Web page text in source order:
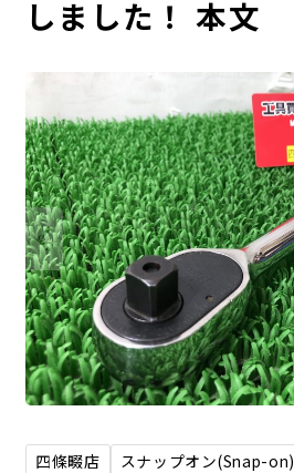
しました！ 本文
四條畷店
スナップオン(Snap-on)